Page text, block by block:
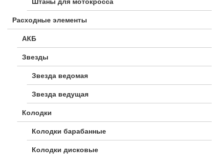
Расходные элементы
АКБ
Звезды
Звезда ведомая
Звезда ведущая
Колодки
Колодки барабанные
Колодки дисковые